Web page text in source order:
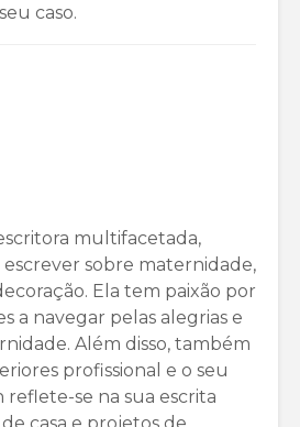
caso.
multifacetada,
escrever sobre maternidade,
Ela tem paixão por
a navegar pelas alegrias e
Além disso, também
profissional e o seu
reflete-se na sua escrita